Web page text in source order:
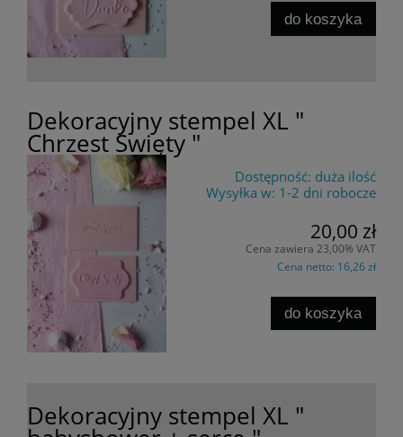
do koszyka
Dekoracyjny stempel XL "
Chrzest Święty "
Dostępność: duża ilość
Wysyłka w: 1-2 dni robocze
20,00 zł
Cena zawiera 23,00% VAT
Cena netto: 16,26 zł
do koszyka
Dekoracyjny stempel XL "